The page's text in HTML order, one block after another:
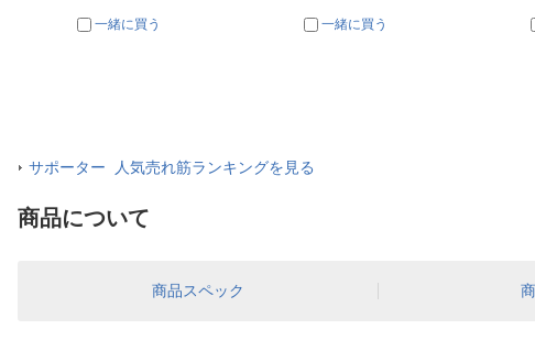
一緒に買う 一緒に買う
サポーター 人気売れ筋ランキングを見る
商品について
商品スペック